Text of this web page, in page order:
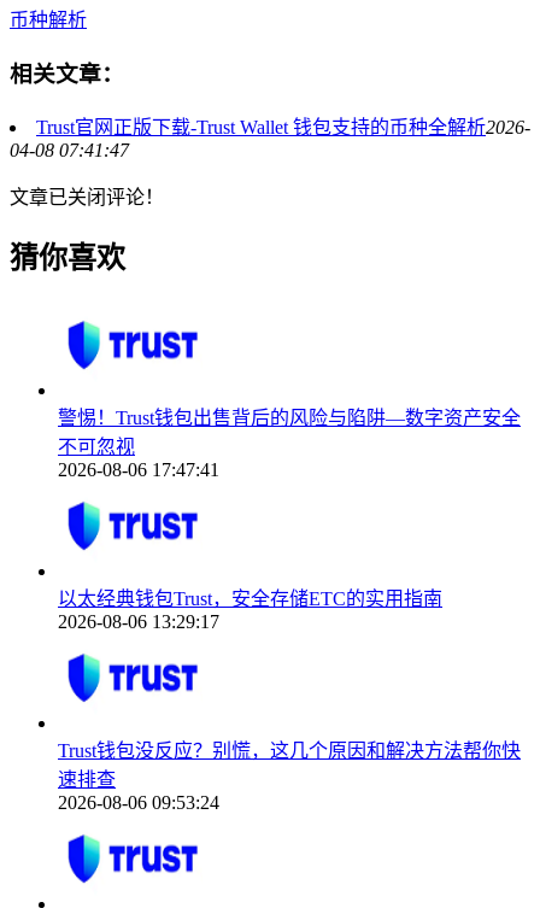
币种解析
相关文章：
Trust官网正版下载-Trust Wallet 钱包支持的币种全解析2026-
04-08 07:41:47
文章已关闭评论！
猜你喜欢
警惕！Trust钱包出售背后的风险与陷阱—数字资产安全
不可忽视
2026-08-06 17:47:41
以太经典钱包Trust，安全存储ETC的实用指南
2026-08-06 13:29:17
Trust钱包没反应？别慌，这几个原因和解决方法帮你快
速排查
2026-08-06 09:53:24